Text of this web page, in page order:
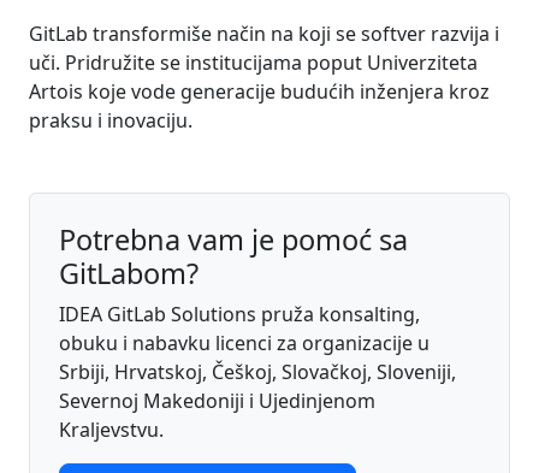
GitLab transformiše način na koji se softver razvija i
uči. Pridružite se institucijama poput Univerziteta
Artois koje vode generacije budućih inženjera kroz
praksu i inovaciju.
Potrebna vam je pomoć sa
GitLabom?
IDEA GitLab Solutions pruža konsalting,
obuku i nabavku licenci za organizacije u
Srbiji, Hrvatskoj, Češkoj, Slovačkoj, Sloveniji,
Severnoj Makedoniji i Ujedinjenom
Kraljevstvu.